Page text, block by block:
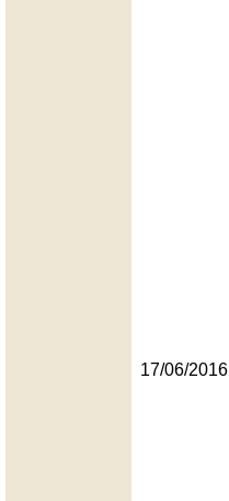
17/06/2016